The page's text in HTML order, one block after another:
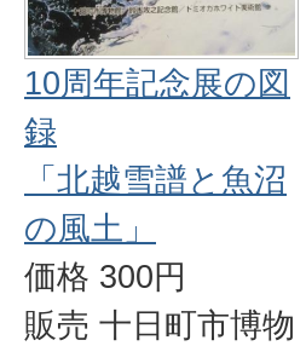
10周年記念展の図
録
「北越雪譜と魚沼
の風土」
価格 300円
販売 十日町市博物